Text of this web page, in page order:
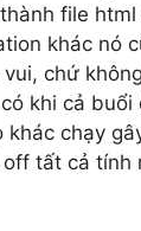
file
khác nó
chứ
khi cả buổi
khác chạy
tất cả tính